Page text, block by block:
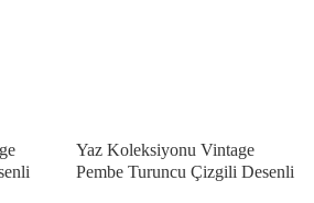
Yaz Koleksiyonu Vintage
Pembe Turuncu Çizgili Desenli